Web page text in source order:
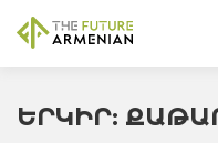
ԵՐԿԻՐ: